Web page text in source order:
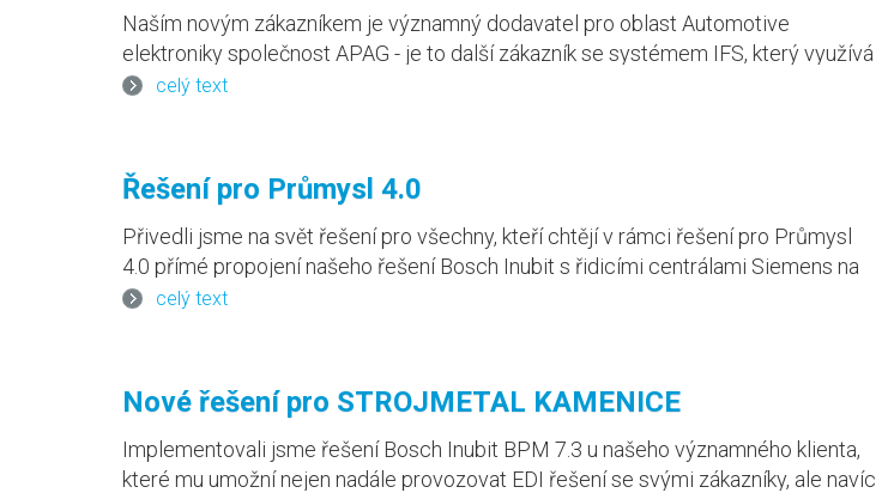
Naším novým zákazníkem je významný dodavatel pro oblast Automotive
elektroniky společnost APAG - je to další zákazník se systémem IFS, který využívá
předností řešení EDISS pro tento informační systém.
celý text
Řešení pro Průmysl 4.0
Přivedli jsme na svět řešení pro všechny, kteří chtějí v rámci řešení pro Průmysl
4.0 přímé propojení našeho řešení Bosch Inubit s řidicími centrálami Siemens na
technologii.
celý text
Nové řešení pro STROJMETAL KAMENICE
Implementovali jsme řešení Bosch Inubit BPM 7.3 u našeho významného klienta,
které mu umožní nejen nadále provozovat EDI řešení se svými zákazníky, ale navíc